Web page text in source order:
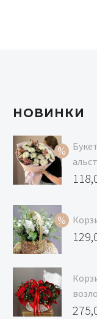
НОВИНКИ